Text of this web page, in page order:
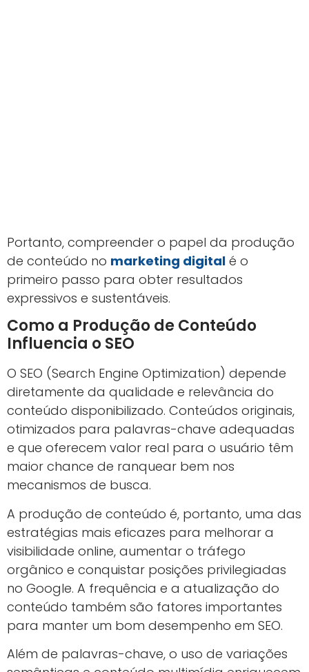
Portanto, compreender o papel da produção
de conteúdo no marketing digital é o
primeiro passo para obter resultados
expressivos e sustentáveis.
Como a Produção de Conteúdo
Influencia o SEO
O SEO (Search Engine Optimization) depende
diretamente da qualidade e relevância do
conteúdo disponibilizado. Conteúdos originais,
otimizados para palavras-chave adequadas
e que oferecem valor real para o usuário têm
maior chance de ranquear bem nos
mecanismos de busca.
A produção de conteúdo é, portanto, uma das
estratégias mais eficazes para melhorar a
visibilidade online, aumentar o tráfego
orgânico e conquistar posições privilegiadas
no Google. A frequência e a atualização do
conteúdo também são fatores importantes
para manter um bom desempenho em SEO.
Além de palavras-chave, o uso de variações